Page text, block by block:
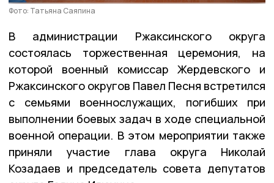
Фото: Татьяна Саяпина
В администрации Ржаксинского округа
состоялась торжественная церемония, на
которой военный комиссар Жердевского и
Ржаксинского округов Павел Песня встретился
с семьями военнослужащих, погибших при
выполнении боевых задач в ходе специальной
военной операции. В этом мероприятии также
приняли участие глава округа Николай
Козадаев и председатель совета депутатов